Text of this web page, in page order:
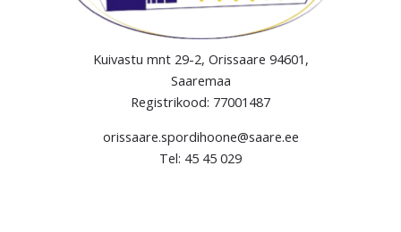
Kuivastu mnt 29-2, Orissaare 94601,
Saaremaa
Registrikood: 77001487
orissaare.spordihoone@saare.ee
Tel: 45 45 029